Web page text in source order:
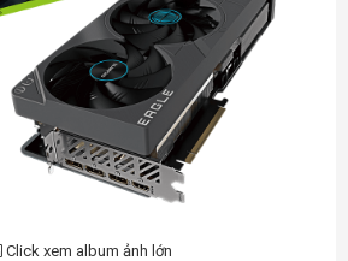
Click xem album ảnh lớn